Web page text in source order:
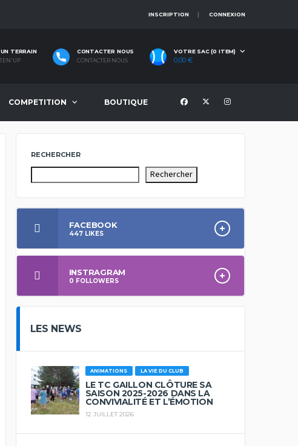
INSCRIPTION CONNEXION
TERRAIN
CONTACTER NOUS
CONTACTER NOUS
VOTRE SAC (0 ITEM)
0,00€
COMPETITION BOUTIQUE
RECHERCHER
Rechercher
FACEBOOK
447LIKES
INSTRAGRAM
0 FOLLOWERS
LES NEWS
ANIMATIONS LA VIE DU CLUB
LE TC GAILLON CLÔTURE SA
SAISON 2025-2026 DANS LA
CONVIVIALITÉ ET L’ÉMOTION
12 JUILLET 2026